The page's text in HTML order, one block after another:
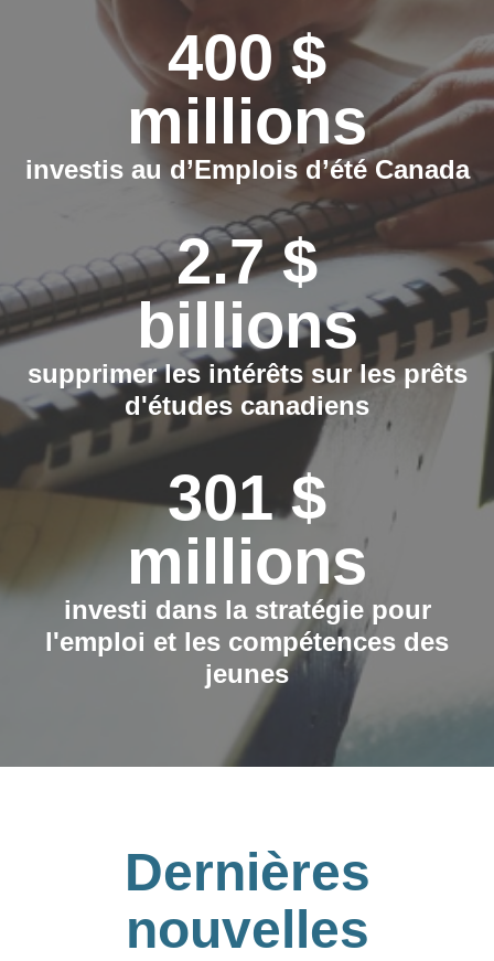
400 $
millions
investis au d’Emplois d’été Canada
2.7 $
billions
supprimer les intérêts sur les prêts
d'études canadiens
301 $
millions
investi dans la stratégie pour
l'emploi et les compétences des
jeunes
Dernières
nouvelles